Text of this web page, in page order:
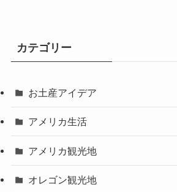
カテゴリー
お土産アイデア
アメリカ生活
アメリカ観光地
オレゴン観光地